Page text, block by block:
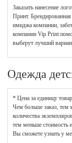
Заказать нанесение
Принт. Брендированная
имиджа компании,
компании Vip Print
выберут лучший
Одежда
* Цена за единицу
Чем больше заказ, тем
количества
тем меньше стоимость
Вы сможете узнать у